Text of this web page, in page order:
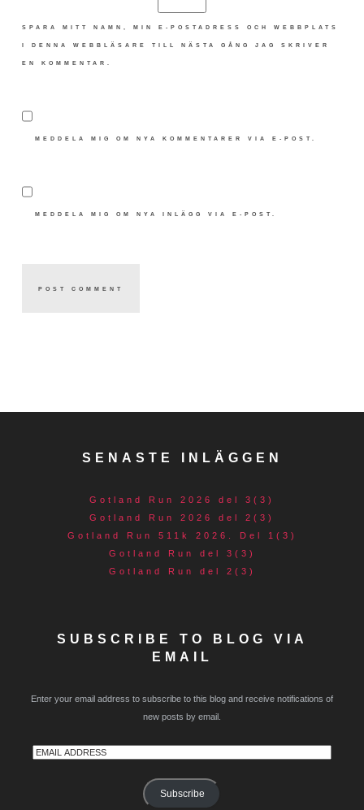
SPARA MITT NAMN, MIN E-POSTADRESS OCH WEBBPLATS
I DENNA WEBBLÄSARE TILL NÄSTA GÅNG JAG SKRIVER
EN KOMMENTAR.
MEDDELA MIG OM NYA KOMMENTARER VIA E-POST.
MEDDELA MIG OM NYA INLÄGG VIA E-POST.
SENASTE INLÄGGEN
Gotland Run 2026 del 3(3)
Gotland Run 2026 del 2(3)
Gotland Run 511k 2026. Del 1(3)
Gotland Run del 3(3)
Gotland Run del 2(3)
SUBSCRIBE TO BLOG VIA
EMAIL
Enter your email address to subscribe to this blog and receive notifications of
new posts by email.
Email
Subscribe